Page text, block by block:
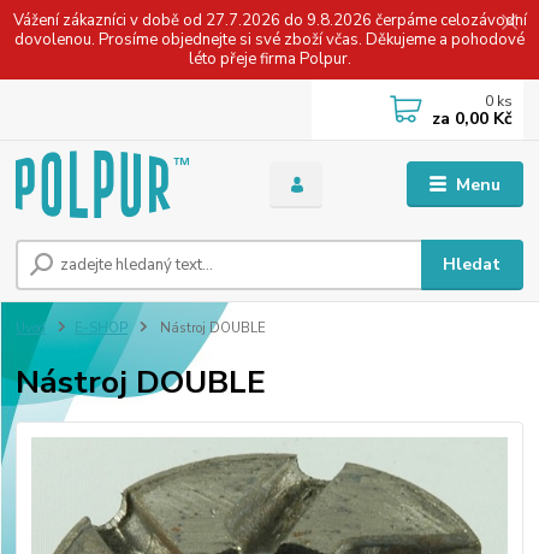
Vážení zákazníci v době od 27.7.2026 do 9.8.2026 čerpáme celozávodní
dovolenou. Prosíme objednejte si své zboží včas. Děkujeme a pohodové
léto přeje firma Polpur.
Menu
Hledat
0 ks
za 0,00 Kč
Úvod E-SHOP Nástroj DOUBLE
Nástroj DOUBLE